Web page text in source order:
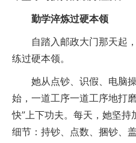
勤学淬炼过硬本领
自踏入邮政大门那天起，
练过硬本领。
她从点钞、识假、电脑操
始，一道工序一道工序地打
快”上下功夫。每天，她坚
细节：持钞、点数、捆钞、